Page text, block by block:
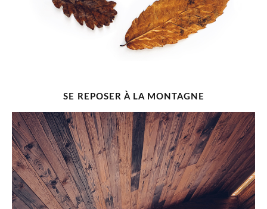
SE REPOSER À LA MONTAGNE